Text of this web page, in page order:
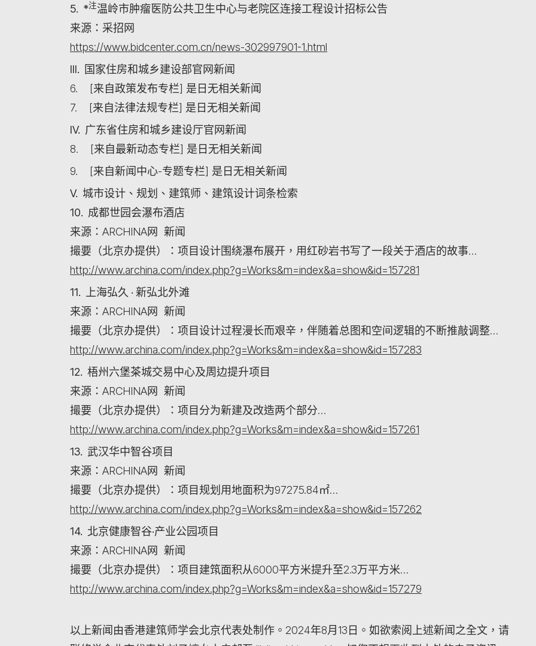
5. *注温岭市肿瘤医防公共卫生中心与老院区连接工程设计招标公告
来源：采招网
https://www.bidcenter.com.cn/news-302997901-1.html
III. 国家住房和城乡建设部官网新闻
6. [来自政策发布专栏] 是日无相关新闻
7. [来自法律法规专栏] 是日无相关新闻
IV. 广东省住房和城乡建设厅官网新闻
8. [来自最新动态专栏] 是日无相关新闻
9. [来自新闻中心-专题专栏] 是日无相关新闻
V. 城市设计、规划、建筑师、建筑设计词条检索
10. 成都世园会瀑布酒店
来源：ARCHINA网 新闻
撮要（北京办提供）：项目设计围绕瀑布展开，用红砂岩书写了一段关于酒店的故事…
http://www.archina.com/index.php?g=Works&m=index&a=show&id=157281
11. 上海弘久 · 新弘北外滩
来源：ARCHINA网 新闻
撮要（北京办提供）：项目设计过程漫长而艰辛，伴随着总图和空间逻辑的不断推敲调整…
http://www.archina.com/index.php?g=Works&m=index&a=show&id=157283
12. 梧州六堡茶城交易中心及周边提升项目
来源：ARCHINA网 新闻
撮要（北京办提供）：项目分为新建及改造两个部分…
http://www.archina.com/index.php?g=Works&m=index&a=show&id=157261
13. 武汉华中智谷项目
来源：ARCHINA网 新闻
撮要（北京办提供）：项目规划用地面积为97275.84㎡…
http://www.archina.com/index.php?g=Works&m=index&a=show&id=157262
14. 北京健康智谷·产业公园项目
来源：ARCHINA网 新闻
撮要（北京办提供）：项目建筑面积从6000平方米提升至2.3万平方米…
http://www.archina.com/index.php?g=Works&m=index&a=show&id=157279
以上新闻由香港建筑师学会北京代表处制作。2024年8月13日。如欲索阅上述新闻之全文，请